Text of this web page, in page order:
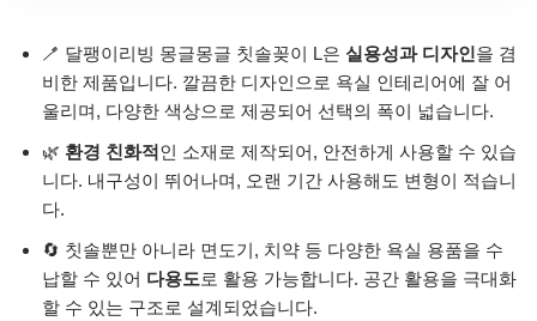
🪥 달팽이리빙 몽글몽글 칫솔꽂이 L은 실용성과 디자인을 겸
비한 제품입니다. 깔끔한 디자인으로 욕실 인테리어에 잘 어
울리며, 다양한 색상으로 제공되어 선택의 폭이 넓습니다.
🌿 환경 친화적인 소재로 제작되어, 안전하게 사용할 수 있습
니다. 내구성이 뛰어나며, 오랜 기간 사용해도 변형이 적습니
다.
🔄 칫솔뿐만 아니라 면도기, 치약 등 다양한 욕실 용품을 수
납할 수 있어 다용도로 활용 가능합니다. 공간 활용을 극대화
할 수 있는 구조로 설계되었습니다.